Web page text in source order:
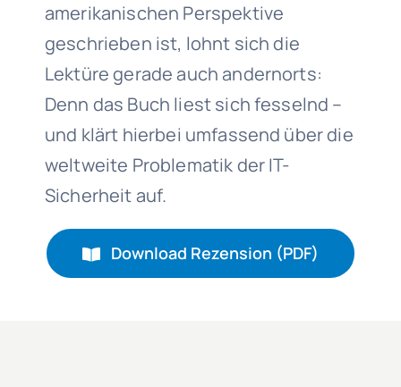
amerikanischen Perspektive
geschrieben ist, lohnt sich die
Lektüre gerade auch andernorts:
Denn das Buch liest sich fesselnd –
und klärt hierbei umfassend über die
weltweite Problematik der IT-
Sicherheit auf.
Download Rezension (PDF)